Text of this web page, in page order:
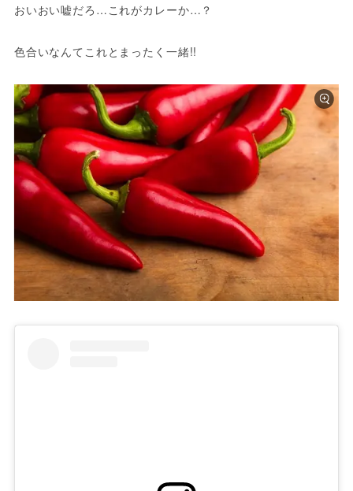
おいおい嘘だろ…これがカレーか…？
色合いなんてこれとまったく一緒!!